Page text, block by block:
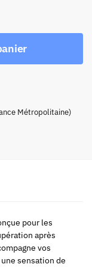
Métropolitaine)
pour les
après
vos
sensation de